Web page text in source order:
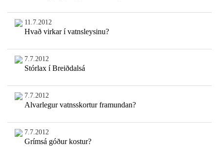
11.7.2012
Hvað virkar í vatnsleysinu?
7.7.2012
Stórlax í Breiðdalsá
7.7.2012
Alvarlegur vatnsskortur framundan?
7.7.2012
Grímsá góður kostur?